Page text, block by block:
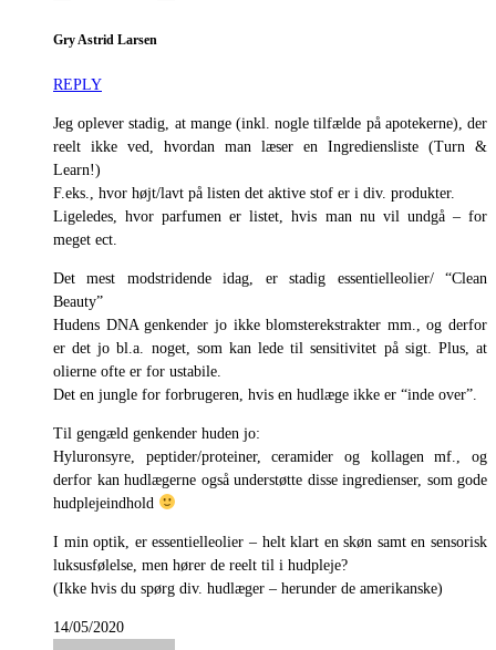
Gry Astrid Larsen
REPLY
Jeg oplever stadig, at mange (inkl. nogle tilfælde på apotekerne), der
reelt ikke ved, hvordan man læser en Ingrediensliste (Turn &
Learn!)
F.eks., hvor højt/lavt på listen det aktive stof er i div. produkter.
Ligeledes, hvor parfumen er listet, hvis man nu vil undgå – for
meget ect.
Det mest modstridende idag, er stadig essentielleolier/ “Clean
Beauty”
Hudens DNA genkender jo ikke blomsterekstrakter mm., og derfor
er det jo bl.a. noget, som kan lede til sensitivitet på sigt. Plus, at
olierne ofte er for ustabile.
Det en jungle for forbrugeren, hvis en hudlæge ikke er “inde over”.
Til gengæld genkender huden jo:
Hyluronsyre, peptider/proteiner, ceramider og kollagen mf., og
derfor kan hudlægerne også understøtte disse ingredienser, som gode
hudplejeindhold
I min optik, er essentielleolier – helt klart en skøn samt en sensorisk
luksusfølelse, men hører de reelt til i hudpleje?
(Ikke hvis du spørg div. hudlæger – herunder de amerikanske)
14/05/2020